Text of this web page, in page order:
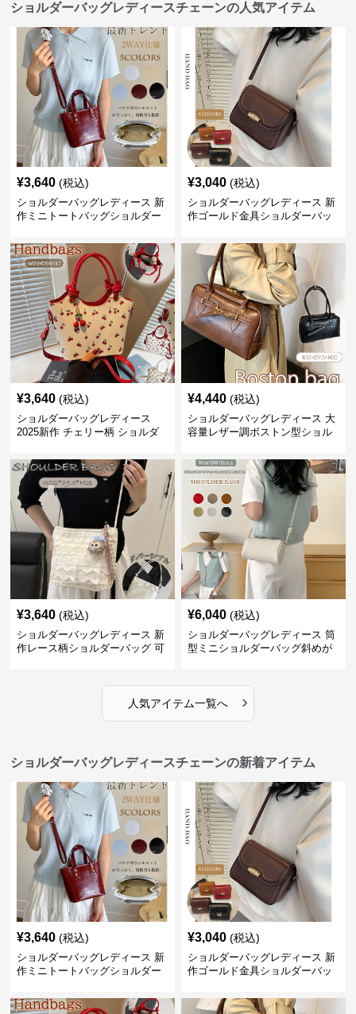
ショルダーバッグレディースチェーンの人気アイテム
¥3,640 (税込)
ショルダーバッグレディース 新
作ミニトートバッグショルダー
¥3,040 (税込)
ショルダーバッグレディース 新
作ゴールド金具ショルダーバッ
¥3,640 (税込)
ショルダーバッグレディース
2025新作 チェリー柄 ショルダ
3way
¥4,440 (税込)
ショルダーバッグレディース 大
容量レザー調ボストン型ショル
¥3,640 (税込)
ショルダーバッグレディース 新
作レース柄ショルダーバッグ 可
¥6,040 (税込)
ショルダーバッグレディース 筒
型ミニショルダーバッグ斜めが
人気アイテム一覧へ ›
ショルダーバッグレディースチェーンの新着アイテム
¥3,640 (税込)
ショルダーバッグレディース 新
作ミニトートバッグショルダー
¥3,040 (税込)
ショルダーバッグレディース 新
作ゴールド金具ショルダーバッ